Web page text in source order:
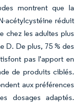
montrent que la
acétylcystéine réduit
chez les adultes plus
D. De plus, 75 % des
pas l'apport en
de produits ciblés.
aux préférences
dosages adaptés.